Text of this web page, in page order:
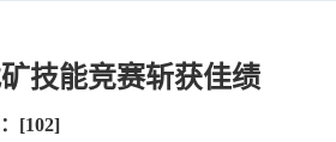
技能竞赛斩获佳绩
[102]